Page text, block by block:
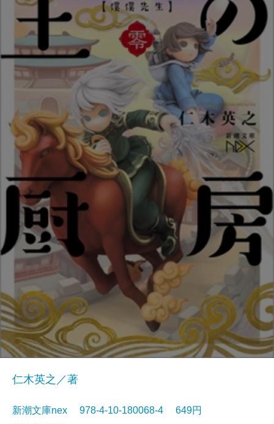
仁木英之／著
新潮文庫nex 978-4-10-180068-4 649円